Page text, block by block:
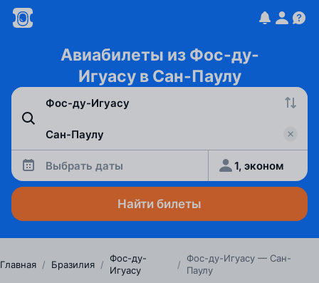
Авиабилеты из Фос-ду-
Игуасу в Сан-Паулу
Выбрать даты 1, эконом
Найти билеты
Главная / Бразилия /
Фос-ду-
Игуасу
/
Фос-ду-Игуасу — Сан-
Паулу